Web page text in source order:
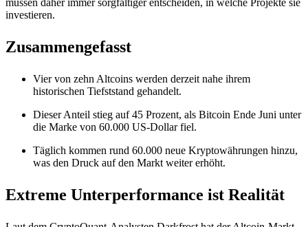
investieren.
Zusammengefasst
Vier von zehn Altcoins werden derzeit nahe ihrem
historischen Tiefststand gehandelt.
Dieser Anteil stieg auf 45 Prozent, als Bitcoin Ende Juni unter
die Marke von 60.000 US-Dollar fiel.
Täglich kommen rund 60.000 neue Kryptowährungen hinzu,
was den Druck auf den Markt weiter erhöht.
Extreme Unterperformance ist Realität